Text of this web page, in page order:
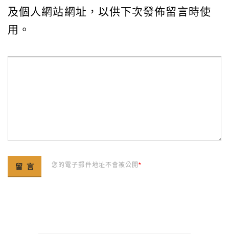
及個人網站網址，以供下次發佈留言時使
用。
您的電子郵件地址不會被公開*